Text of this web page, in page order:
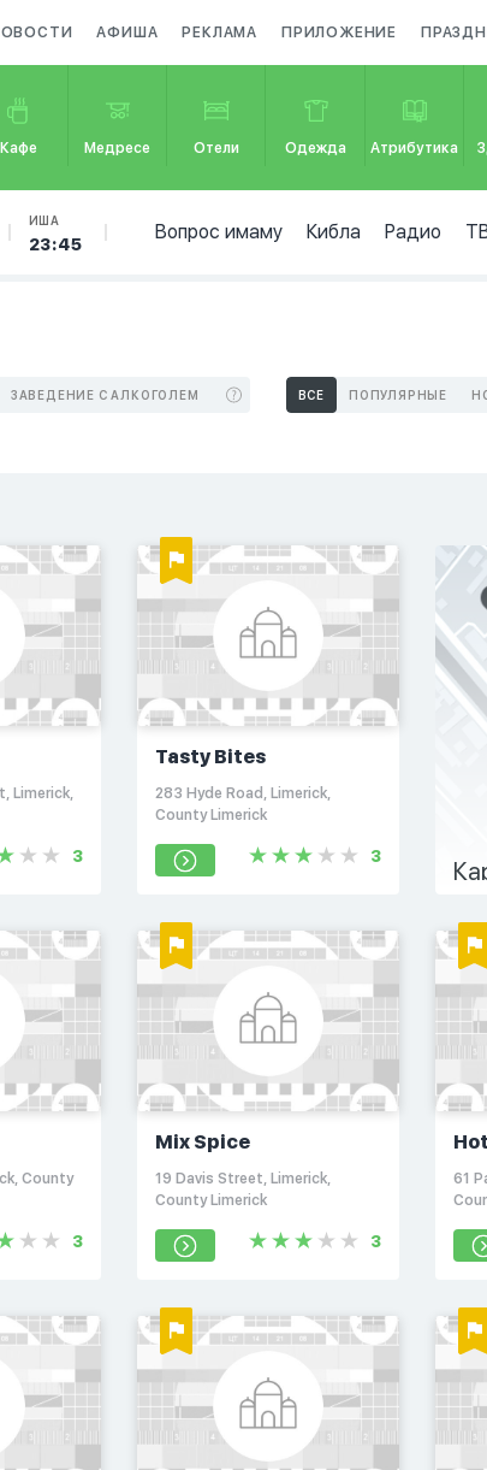
АФИША РЕКЛАМА ПРИЛОЖЕНИЕ
Кафе Медресе Отели Одежда Атрибутика
ИША
23:45
Вопрос имаму Кибла Радио
ЗАВЕДЕНИЕ С АЛКОГОЛЕМ ВСЕ ПОПУЛЯРНЫЕ
Limerick,
3
Tasty Bites
283 Hyde Road, Limerick,
County Limerick
3
County
3
Mix Spice
19 Davis Street, Limerick,
County Limerick
3
61